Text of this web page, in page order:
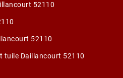
52110
52110
tuile Daillancourt 52110